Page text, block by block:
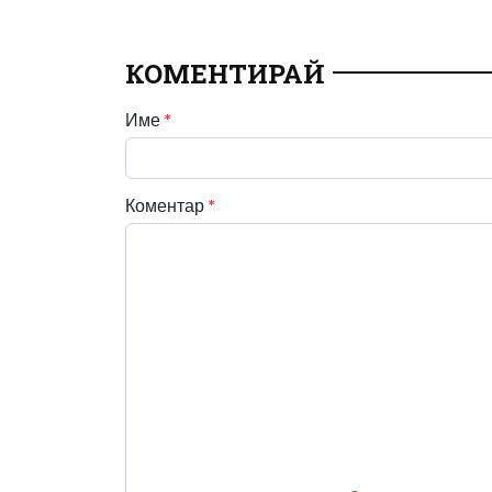
КОМЕНТИРАЙ
Име *
Коментар *